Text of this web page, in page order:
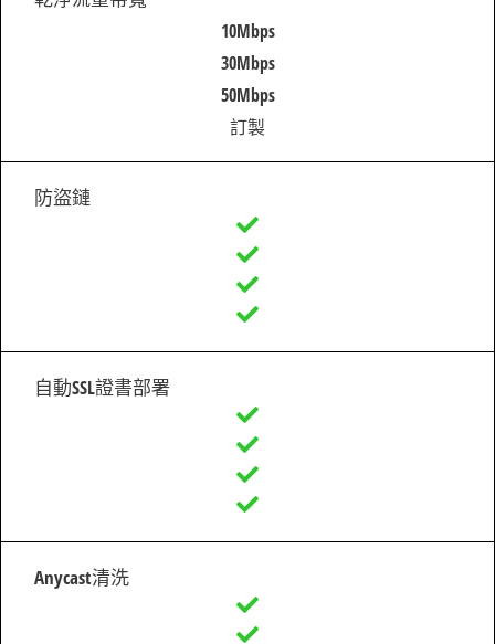
10Mbps
30Mbps
50Mbps
訂製
防盜鏈
自動SSL證書部署
Anycast清洗